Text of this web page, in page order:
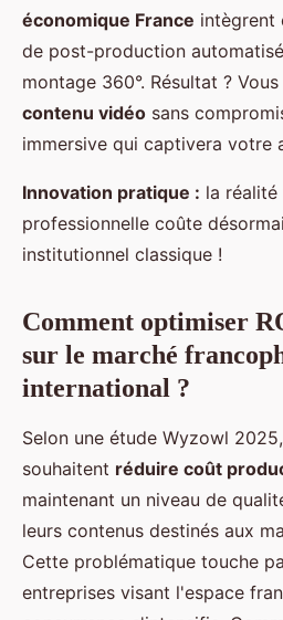
économique France intègrent
de post-production
montage 360°. Résultat ? Vous
contenu vidéo sans
immersive qui captivera votre
Innovation pratique : la
professionnelle coûte
institutionnel classique !
Comment optimiser
sur le marché
international ?
Selon une étude Wyzowl
souhaitent réduire coût
maintenant un niveau de
leurs contenus destinés aux
Cette problématique touche
entreprises visant l'espace